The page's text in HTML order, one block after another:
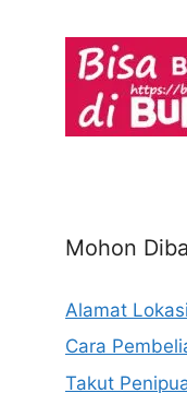
Mohon
Alamat
Cara
Takut